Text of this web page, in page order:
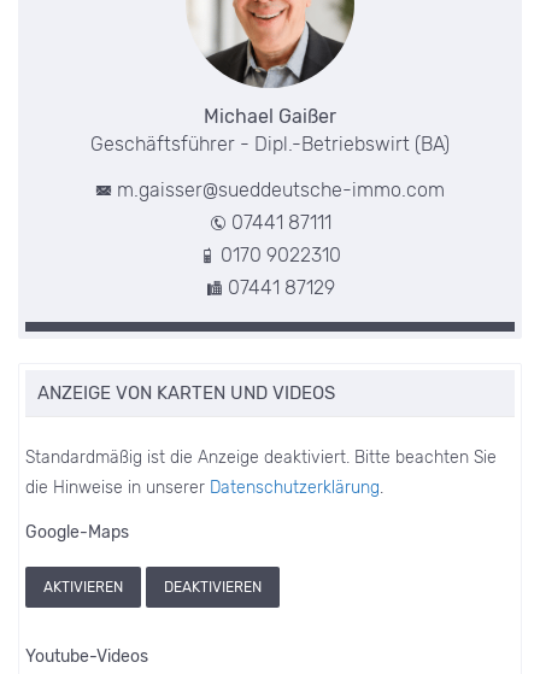
Michael Gaißer
Geschäftsführer - Dipl.-Betriebswirt (BA)
m.gaisser@sueddeutsche-immo.com
07441 87111
0170 9022310
07441 87129
ANZEIGE VON KARTEN UND VIDEOS
Standardmäßig ist die Anzeige deaktiviert. Bitte beachten Sie
die Hinweise in unserer Datenschutzerklärung.
Google-Maps
AKTIVIEREN DEAKTIVIEREN
Youtube-Videos